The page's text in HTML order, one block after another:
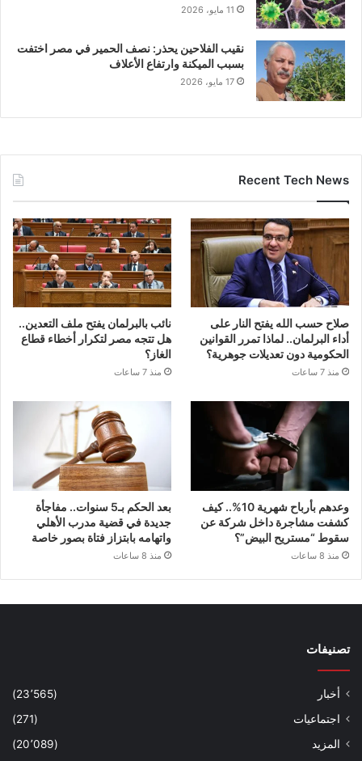
11 مايو، 2026
نقيب الفلاحين يحذر: نصف الحمير في مصر اختفت
بسبب الميكنة وارتفاع الأعلاف
17 مايو، 2026
Recent Tech News
صلاح حسب الله يفتح النار على
أداء البرلمان.. لماذا تمرر القوانين
الحكومية دون تعديلات جوهرية؟
منذ 7 ساعات
نائب بالبرلمان يفتح ملف التعدين..
هل تتجه مصر لتكرار أخطاء قطاع
الغاز؟
منذ 7 ساعات
وعدهم بأرباح شهرية 10%.. كيف
كشفت مشاجرة داخل شركة عن
سقوط “مستريح البيض”؟
منذ 8 ساعات
بعد الحكم بـ5 سنوات.. مفاجأة
جديدة في قضية مدرب الأهلي
واتهامه بابتزاز فتاة بصور خاصة
منذ 8 ساعات
تصنيفات
أخبار
(23٬565)
اجتماعيات
(271)
المزيد
(20٬089)